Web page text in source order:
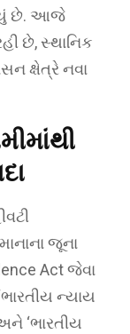
છે. આજે
છે, સ્થાનિક
ક્ષેત્રે નવા
જૂના
Act જેવા
ન્યાય
અને ‘ભારતીય